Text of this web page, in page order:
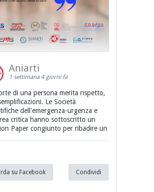
Aniarti
1 settimana 4 giorni fa
di una persona merita rispetto,
Le Società
dell'emergenza-urgenza e
critica hanno sottoscritto un
Paper congiunto per ribadire un
su Facebook Condividi